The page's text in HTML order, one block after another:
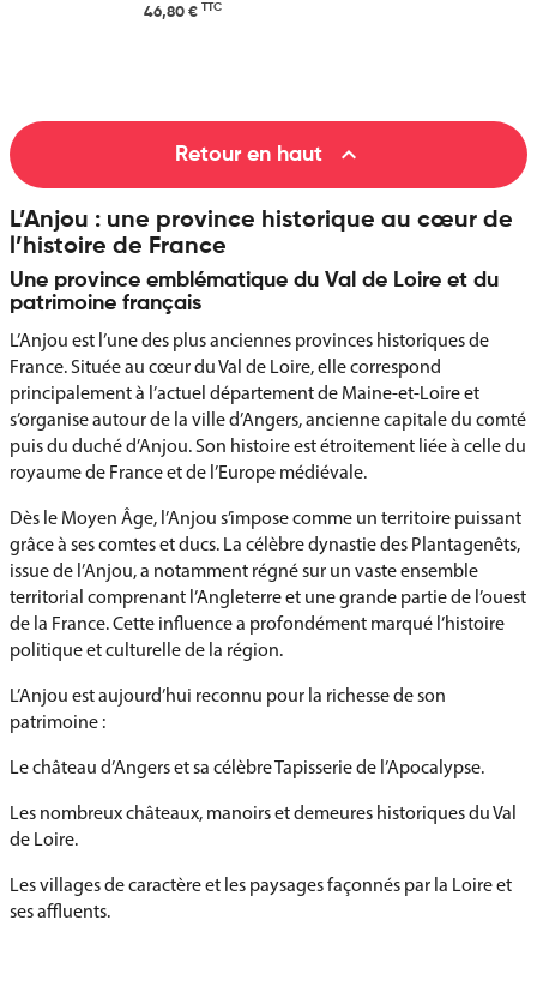
46,80 € TTC
Retour en haut 
L’Anjou : une province historique au cœur de
l’histoire de France
Une province emblématique du Val de Loire et du
patrimoine français
L’Anjou est l’une des plus anciennes provinces historiques de
France. Située au cœur du Val de Loire, elle correspond
principalement à l’actuel département de Maine-et-Loire et
s’organise autour de la ville d’Angers, ancienne capitale du comté
puis du duché d’Anjou. Son histoire est étroitement liée à celle du
royaume de France et de l’Europe médiévale.
Dès le Moyen Âge, l’Anjou s’impose comme un territoire puissant
grâce à ses comtes et ducs. La célèbre dynastie des Plantagenêts,
issue de l’Anjou, a notamment régné sur un vaste ensemble
territorial comprenant l’Angleterre et une grande partie de l’ouest
de la France. Cette influence a profondément marqué l’histoire
politique et culturelle de la région.
L’Anjou est aujourd’hui reconnu pour la richesse de son
patrimoine :
Le château d’Angers et sa célèbre Tapisserie de l’Apocalypse.
Les nombreux châteaux, manoirs et demeures historiques du Val
de Loire.
Les villages de caractère et les paysages façonnés par la Loire et
ses affluents.